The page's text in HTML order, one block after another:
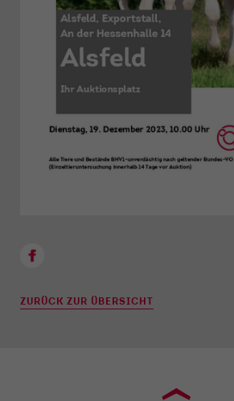
ZURÜCK ZUR ÜBERSICHT
›